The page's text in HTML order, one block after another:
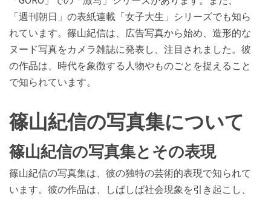
「週刊朝日」の表紙連載「女子大生」シリーズでも知ら
れています。篠山紀信は、広告写真から始め、造形的な
ヌード写真をカメラ雑誌に発表し、注目されました。彼
の作品は、時代を象徴する人物やものごとを捉えること
で知られています。
篠山紀信の写真集について
篠山紀信の写真集とその表現
篠山紀信の写真集は、彼の独特の芸術的表現で知られて
います。彼の作品は、しばしば社会現象を引き起こし、